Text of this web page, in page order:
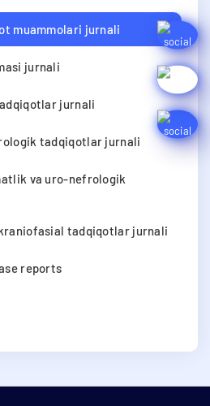
muammolari jurnali
jurnali
jurnali
tadqiqotlar jurnali
va uro-nefrologik
tadqiqotlar jurnali
reports